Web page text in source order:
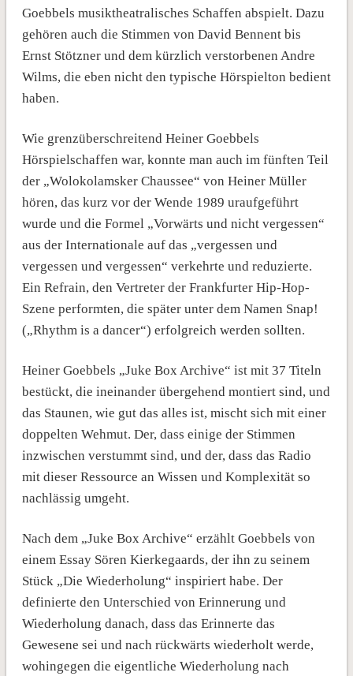
Goebbels musiktheatralisches Schaffen abspielt. Dazu
gehören auch die Stimmen von David Bennent bis
Ernst Stötzner und dem kürzlich verstorbenen Andre
Wilms, die eben nicht den typische Hörspielton bedient
haben.
Wie grenzüberschreitend Heiner Goebbels
Hörspielschaffen war, konnte man auch im fünften Teil
der „Wolokolamsker Chaussee“ von Heiner Müller
hören, das kurz vor der Wende 1989 uraufgeführt
wurde und die Formel „Vorwärts und nicht vergessen“
aus der Internationale auf das „vergessen und
vergessen und vergessen“ verkehrte und reduzierte.
Ein Refrain, den Vertreter der Frankfurter Hip-Hop-
Szene performten, die später unter dem Namen Snap!
(„Rhythm is a dancer“) erfolgreich werden sollten.
Heiner Goebbels „Juke Box Archive“ ist mit 37 Titeln
bestückt, die ineinander übergehend montiert sind, und
das Staunen, wie gut das alles ist, mischt sich mit einer
doppelten Wehmut. Der, dass einige der Stimmen
inzwischen verstummt sind, und der, dass das Radio
mit dieser Ressource an Wissen und Komplexität so
nachlässig umgeht.
Nach dem „Juke Box Archive“ erzählt Goebbels von
einem Essay Sören Kierkegaards, der ihn zu seinem
Stück „Die Wiederholung“ inspiriert habe. Der
definierte den Unterschied von Erinnerung und
Wiederholung danach, dass das Erinnerte das
Gewesene sei und nach rückwärts wiederholt werde,
wohingegen die eigentliche Wiederholung nach